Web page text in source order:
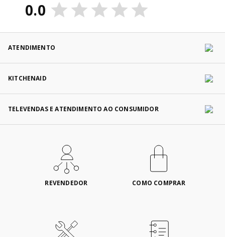
0.0
ATENDIMENTO
KITCHENAID
TELEVENDAS E ATENDIMENTO AO CONSUMIDOR
REVENDEDOR COMO COMPRAR